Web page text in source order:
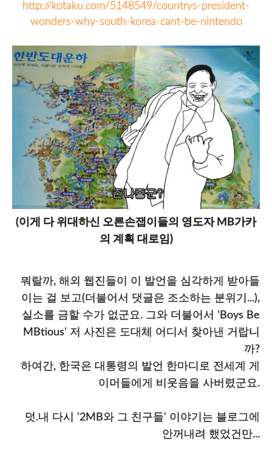
http://kotaku.com/5148549/countrys-president-
wonders-why-south-korea-cant-be-nintendo
(이게 다 위대하신 오른손잽이들의 영도자 MB가카
의 계획 대로임)
뭐랄까, 해외 웹진들이 이 발언을 심각하게 받아들
이는 걸 보고(더불어서 댓글은 조소하는 분위기...),
실소를 금할 수가 없군요. 그와 더불어서 'Boys Be
MBtious' 저 사진은 도대체 어디서 찾아낸 거랍니
까?
하여간, 한국은 대통령의 발언 한마디로 전세계 게
이머들에게 비웃음을 사버렸군요.
덧.내 다시 '2MB와 그 친구들' 이야기는 블로그에
안꺼내려 했었건만...